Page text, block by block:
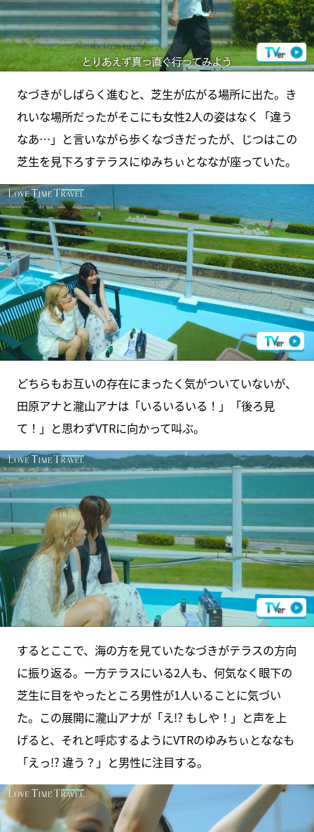
なづきがしばらく進むと、芝生が広がる場所に出た。き
れいな場所だったがそこにも女性2人の姿はなく「違う
なあ…」と言いながら歩くなづきだったが、じつはこの
芝生を見下ろすテラスにゆみちぃとななが座っていた。
どちらもお互いの存在にまったく気がついていないが、
田原アナと瀧山アナは「いるいるいる！」「後ろ見
て！」と思わずVTRに向かって叫ぶ。
するとここで、海の方を見ていたなづきがテラスの方向
に振り返る。一方テラスにいる2人も、何気なく眼下の
芝生に目をやったところ男性が1人いることに気づい
た。この展開に瀧山アナが「え!? もしや！」と声を上
げると、それと呼応するようにVTRのゆみちぃとななも
「えっ!? 違う？」と男性に注目する。